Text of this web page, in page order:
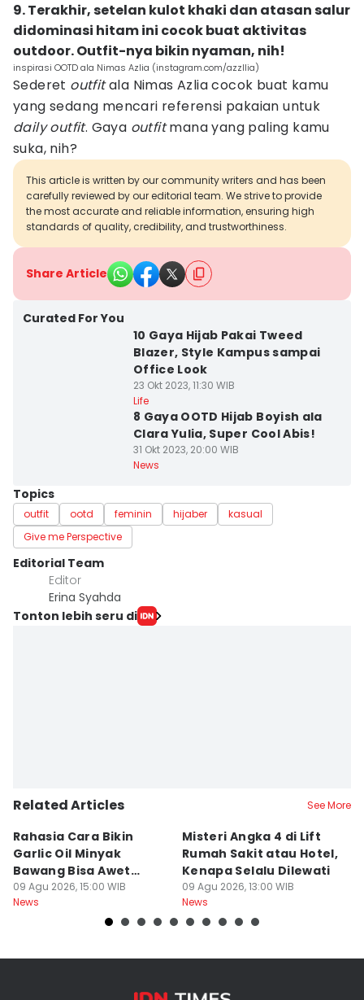
9. Terakhir, setelan kulot khaki dan atasan salur
didominasi hitam ini cocok buat aktivitas
outdoor. Outfit-nya bikin nyaman, nih!
inspirasi OOTD ala Nimas Azlia (instagram.com/azzllia)
Sederet outfitala Nimas Azlia cocok buat kamu
yang sedang mencari referensi pakaian untuk
daily outfit. Gaya outfitmana yang paling kamu
suka, nih?
This article is written by our community writers and has been
carefully reviewed by our editorial team. We strive to provide
the most accurate and reliable information, ensuring high
standards of quality, credibility, and trustworthiness.
Share Article
Curated For You
10 Gaya Hijab Pakai Tweed
Blazer, Style Kampus sampai
Office Look
23 Okt 2023, 11:30 WIB
Life
8 Gaya OOTD Hijab Boyish ala
Clara Yulia, Super Cool Abis!
31 Okt 2023, 20:00 WIB
News
Topics
outfit ootd feminin hijaber
kasual
Give me Perspective
Editorial Team
Editor
Erina Syahda
Tonton lebih seru di
Related Articles See More
Rahasia Cara Bikin
Garlic Oil Minyak
Bawang Bisa Awet
Berbulan-bulan: Bumbu
Level Resto!
09 Agu 2026, 15:00 WIB
News
Misteri Angka 4 di Lift
Rumah Sakit atau Hotel,
Kenapa Selalu Dilewati
09 Agu 2026, 13:00 WIB
News